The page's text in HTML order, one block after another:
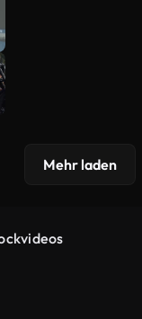
Mehr laden